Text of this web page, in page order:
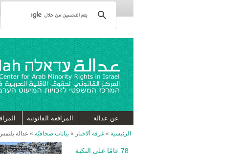
عن عدالة المرافعة القانونية
الرئيسية » غرفة ألاخبار » بيانات صحافيّة » عدالة
78 عامًا على النكبة